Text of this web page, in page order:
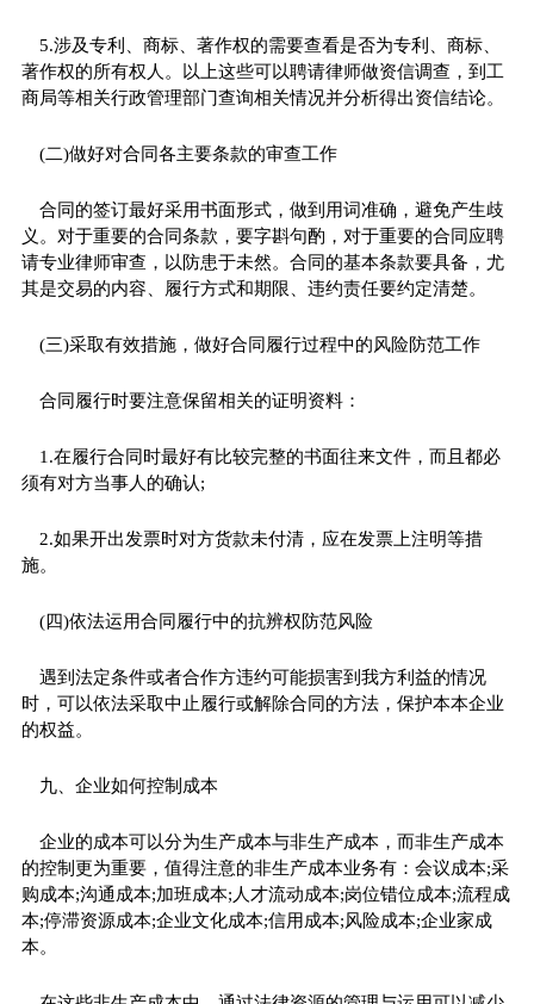
5.涉及专利、商标、著作权的需要查看是否为专利、商标、
著作权的所有权人。以上这些可以聘请律师做资信调查，到工
商局等相关行政管理部门查询相关情况并分析得出资信结论。
(二)做好对合同各主要条款的审查工作
合同的签订最好采用书面形式，做到用词准确，避免产生歧
义。对于重要的合同条款，要字斟句酌，对于重要的合同应聘
请专业律师审查，以防患于未然。合同的基本条款要具备，尤
其是交易的内容、履行方式和期限、违约责任要约定清楚。
(三)采取有效措施，做好合同履行过程中的风险防范工作
合同履行时要注意保留相关的证明资料：
1.在履行合同时最好有比较完整的书面往来文件，而且都必
须有对方当事人的确认;
2.如果开出发票时对方货款未付清，应在发票上注明等措
施。
(四)依法运用合同履行中的抗辨权防范风险
遇到法定条件或者合作方违约可能损害到我方利益的情况
时，可以依法采取中止履行或解除合同的方法，保护本本企业
的权益。
九、企业如何控制成本
企业的成本可以分为生产成本与非生产成本，而非生产成本
的控制更为重要，值得注意的非生产成本业务有：会议成本;采
购成本;沟通成本;加班成本;人才流动成本;岗位错位成本;流程成
本;停滞资源成本;企业文化成本;信用成本;风险成本;企业家成
本。